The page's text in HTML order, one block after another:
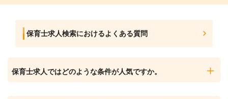
保育士求人検索におけるよくある質問
保育士求人ではどのような条件が人気ですか。